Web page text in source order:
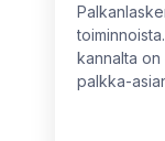
kannalta
palkka-